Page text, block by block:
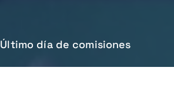
Último día de comisiones